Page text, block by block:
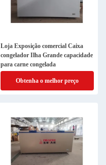
Loja Exposição comercial Caixa
congelador Ilha Grande capacidade
para carne congelada
Obtenha o melhor preço